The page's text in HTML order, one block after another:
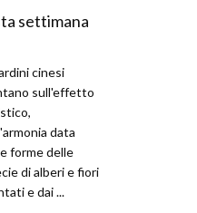
settimana
cinesi
sull'effetto
data
forme delle
di alberi e fiori
e dai ...